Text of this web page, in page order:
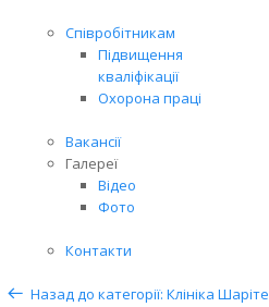
Співробітникам
Підвищення
кваліфікації
Охорона праці
Вакансії
Галереї
Відео
Фото
Контакти
Назад до категорії: Клініка Шаріте